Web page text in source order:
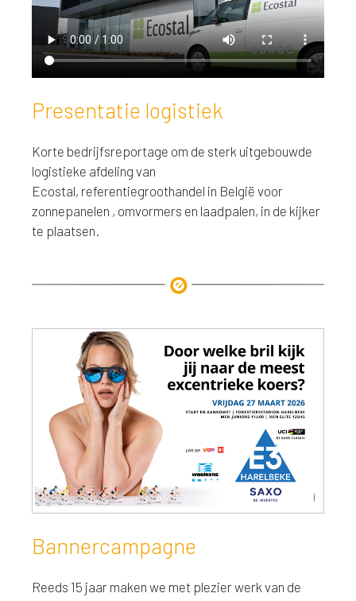
Presentatie logistiek
Korte bedrijfsreportage om de sterk uitgebouwde
logistieke afdeling van
Ecostal, referentiegroothandel in België voor
zonnepanelen , omvormers en laadpalen, in de kijker
te plaatsen.
Bannercampagne
Reeds 15 jaar maken we met plezier werk van de